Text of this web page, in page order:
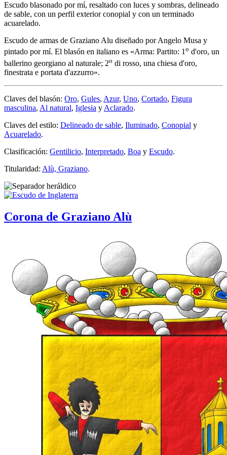
Escudo blasonado por mí, resaltado con luces y sombras, delineado
de sable, con un perfil exterior conopial y con un terminado
acuarelado.
Escudo de armas de Graziano Alu diseñado por Angelo Musa y
pintado por mí. El blasón en italiano es «Arma: Partito: 1 o d'oro, un
ballerino georgiano al naturale; 2o di rosso, una chiesa d'oro,
finestrata e portata d'azzurro».
Claves del blasón: Oro, Gules, Azur, Uno, Cortado, Figura
masculina, Al natural, Iglesia y Aclarado.
Claves del estilo: Delineado de sable, Iluminado, Conopial y
Acuarelado.
Clasificación: Gentilicio, Interpretado, Boa y Escudo.
Titularidad: Alù, Graziano.
Corona de Graziano Alù